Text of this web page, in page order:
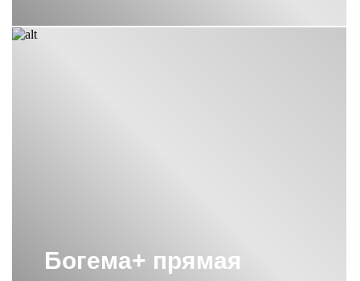
Богема+ прямая